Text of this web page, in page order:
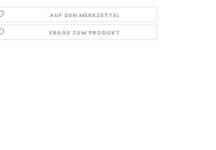
AUF DEN MERKZETTEL
FRAGE ZUM PRODUKT